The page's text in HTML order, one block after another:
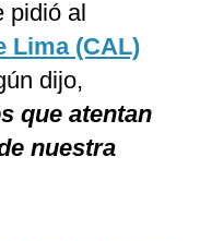
pidió al
Lima (CAL)
dijo,
que atentan
nuestra